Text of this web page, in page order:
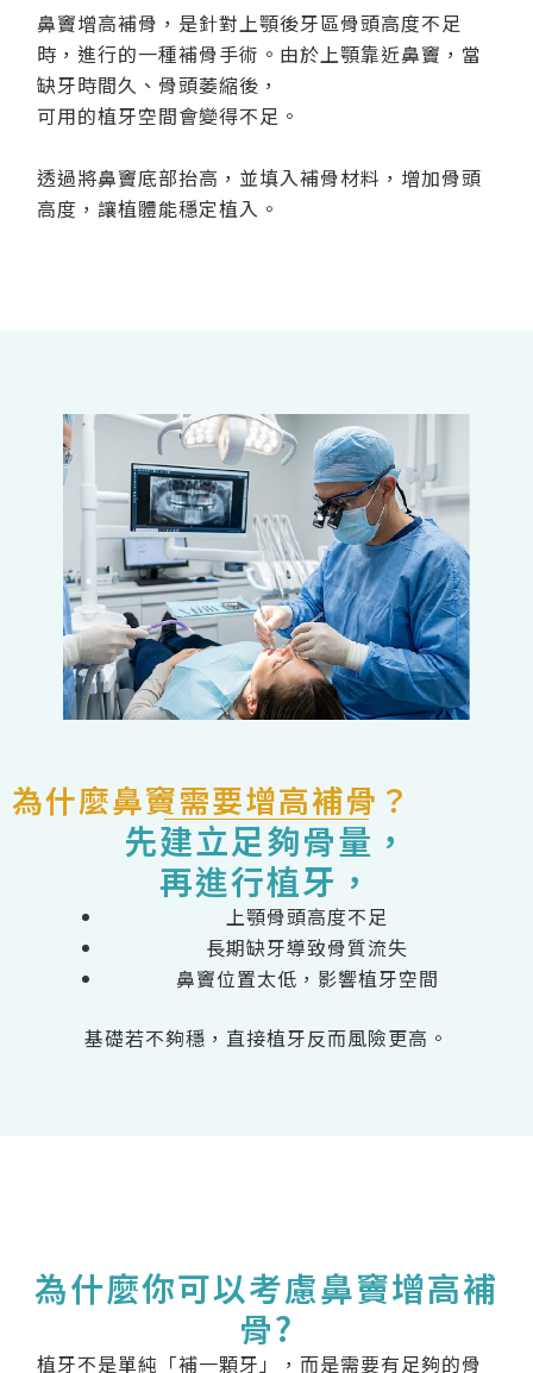
鼻竇增高補骨，是針對上顎後牙區骨頭高度不足
時，進行的一種補骨手術。由於上顎靠近鼻竇，當
缺牙時間久、骨頭萎縮後，
可用的植牙空間會變得不足。
透過將鼻竇底部抬高，並填入補骨材料，增加骨頭
高度，讓植體能穩定植入。
為什麼鼻竇需要增高補骨？
先建立足夠骨量，
再進行植牙，
上顎骨頭高度不足
長期缺牙導致骨質流失
鼻竇位置太低，影響植牙空間
基礎若不夠穩，直接植牙反而風險更高。
為什麼你可以考慮鼻竇增高補
骨?
植牙不是單純「補一顆牙」，而是需要有足夠的骨